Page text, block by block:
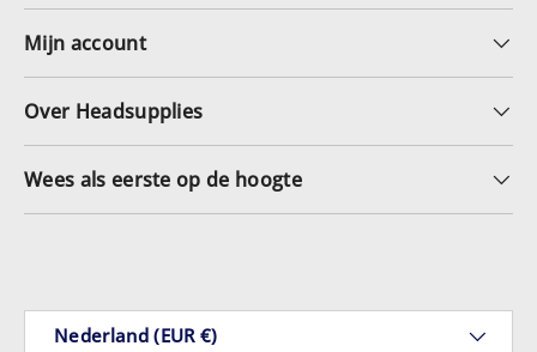
Mijn account
Over Headsupplies
Wees als eerste op de hoogte
Land/Regio
Nederland (EUR €)